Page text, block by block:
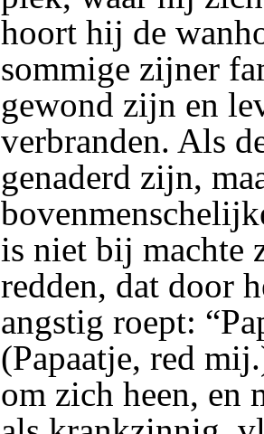
hoort hij de
sommige zijner
gewond zijn en
verbranden. Als
genaderd zijn,
is niet bij machte
redden, dat door
angstig roept:
(Papaatje, red
om zich heen, en